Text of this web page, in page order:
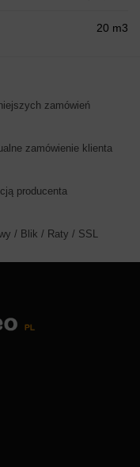
20 m3
zamówień
zamówienie klienta
producenta
/ Blik / Raty / SSL